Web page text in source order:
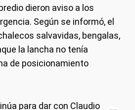
dieron aviso a los
Según se informó, el
salvavidas, bengalas,
la lancha no tenía
de posicionamiento